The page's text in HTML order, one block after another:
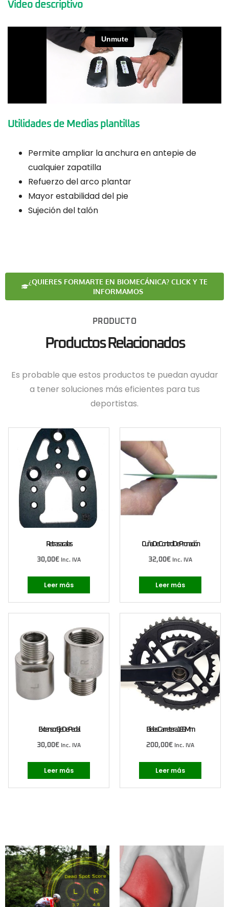
Video descriptivo
Utilidades de Medias plantillas
Permite ampliar la anchura en antepie de
cualquier zapatilla
Refuerzo del arco plantar
Mayor estabilidad del pie
Sujeción del talón
¿QUIERES FORMARTE EN BIOMECÁNICA? CLICK Y TE
INFORMAMOS
PRODUCTO
Productos Relacionados
Es probable que estos productos te puedan ayudar
a tener soluciones más eficientes para tus
deportistas.
Retrasacalas
30,00€ Inc. IVA
Leer más
Cuña De Control De Pronación
32,00€ Inc. IVA
Leer más
Extensor Eje De Pedal
30,00€ Inc. IVA
Leer más
Bielas Carretera 165 Mm
200,00€ Inc. IVA
Leer más